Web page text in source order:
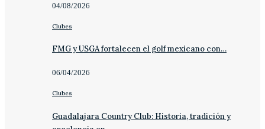
04/08/2026
Clubes
FMG y USGA fortalecen el golf mexicano con…
06/04/2026
Clubes
Guadalajara Country Club: Historia, tradición y